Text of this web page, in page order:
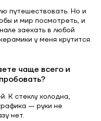
путешествовать. Но и
и мир посмотреть, и
заехать в любой
у меня крутится.
чаще всего и
К стеклу холодна,
— руки не
нет.